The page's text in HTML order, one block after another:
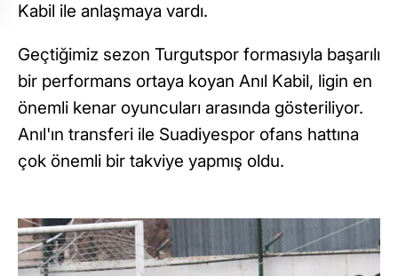
Kabil ile anlaşmaya vardı.
Geçtiğimiz sezon Turgutspor formasıyla başarılı
bir performans ortaya koyan Anıl Kabil, ligin en
önemli kenar oyuncuları arasında gösteriliyor.
Anıl'ın transferi ile Suadiyespor ofans hattına
çok önemli bir takviye yapmış oldu.